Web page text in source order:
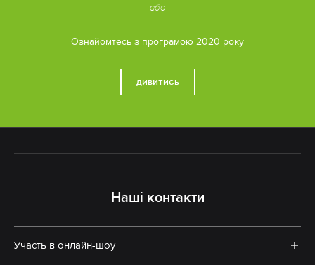
або
Ознайомтесь з програмою 2020 року
ДИВИТИСЬ
Наші контакти
Участь в онлайн-шоу